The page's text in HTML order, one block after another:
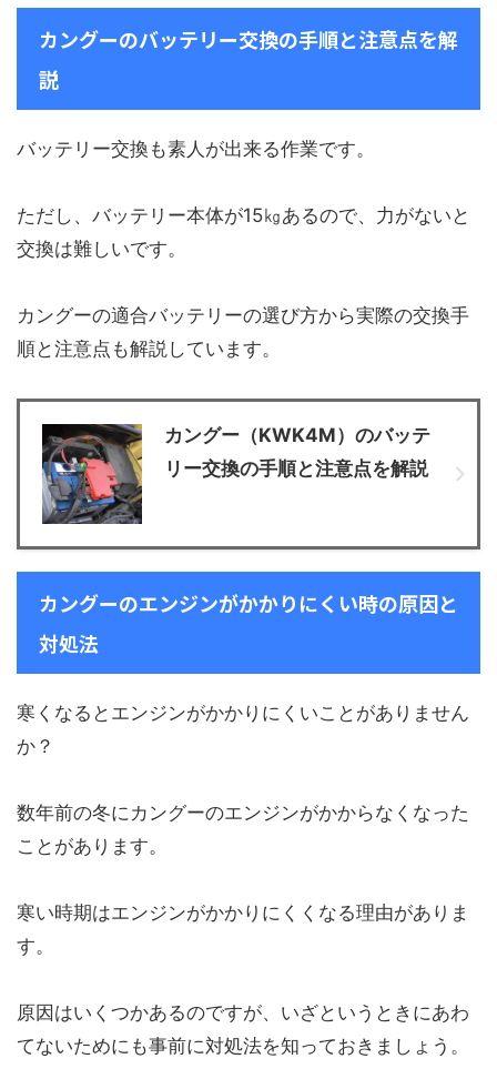
カングーのバッテリー交換の手順と注意点を解
説
バッテリー交換も素人が出来る作業です。
ただし、バッテリー本体が15㎏あるので、力がないと
交換は難しいです。
カングーの適合バッテリーの選び方から実際の交換手
順と注意点も解説しています。
カングー（KWK4M）のバッテ
リー交換の手順と注意点を解説
カングーのエンジンがかかりにくい時の原因と
対処法
寒くなるとエンジンがかかりにくいことがありません
か？
数年前の冬にカングーのエンジンがかからなくなった
ことがあります。
寒い時期はエンジンがかかりにくくなる理由がありま
す。
原因はいくつかあるのですが、いざというときにあわ
てないためにも事前に対処法を知っておきましょう。